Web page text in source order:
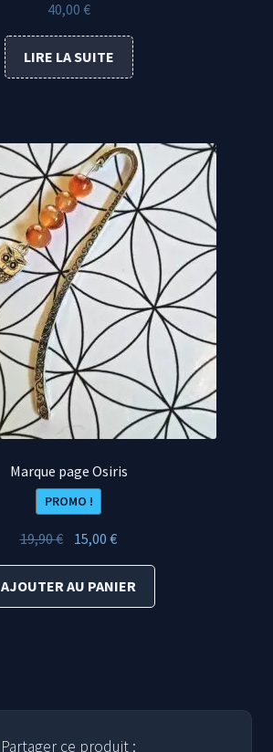
40,00 €
LIRE LA SUITE
Marque page Osiris
PROMO !
19,90€ Le
prix
initial
était :
15,00€Le
prix
actuel
est :
AJOUTER AU PANIER
Partager ce produit :